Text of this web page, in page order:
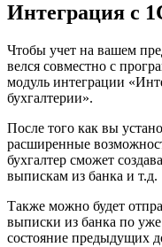
Интеграция с
Чтобы учет на вашем
велся совместно с
модуль интеграции
бухгалтерии».
После того как вы
расширенные
бухгалтер сможет
выпискам из банка и т.д.
Также можно будет
выписки из банка по
состояние предыдущих